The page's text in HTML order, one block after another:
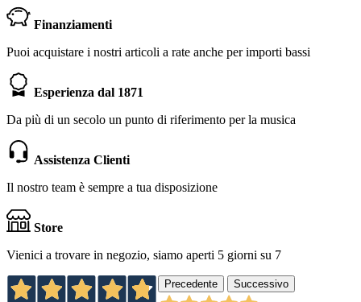
Finanziamenti
Puoi acquistare i nostri articoli a rate anche per importi bassi
Esperienza dal 1871
Da più di un secolo un punto di riferimento per la musica
Assistenza Clienti
Il nostro team è sempre a tua disposizione
Store
Vienici a trovare in negozio, siamo aperti 5 giorni su 7
Precedente Successivo